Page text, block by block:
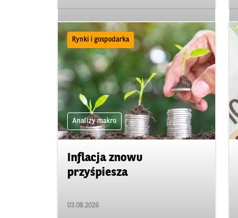
Rynki i gospodarka
Analizy makro
Inflacja znowu
przyśpiesza
03.08.2026